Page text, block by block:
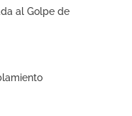
al Golpe de